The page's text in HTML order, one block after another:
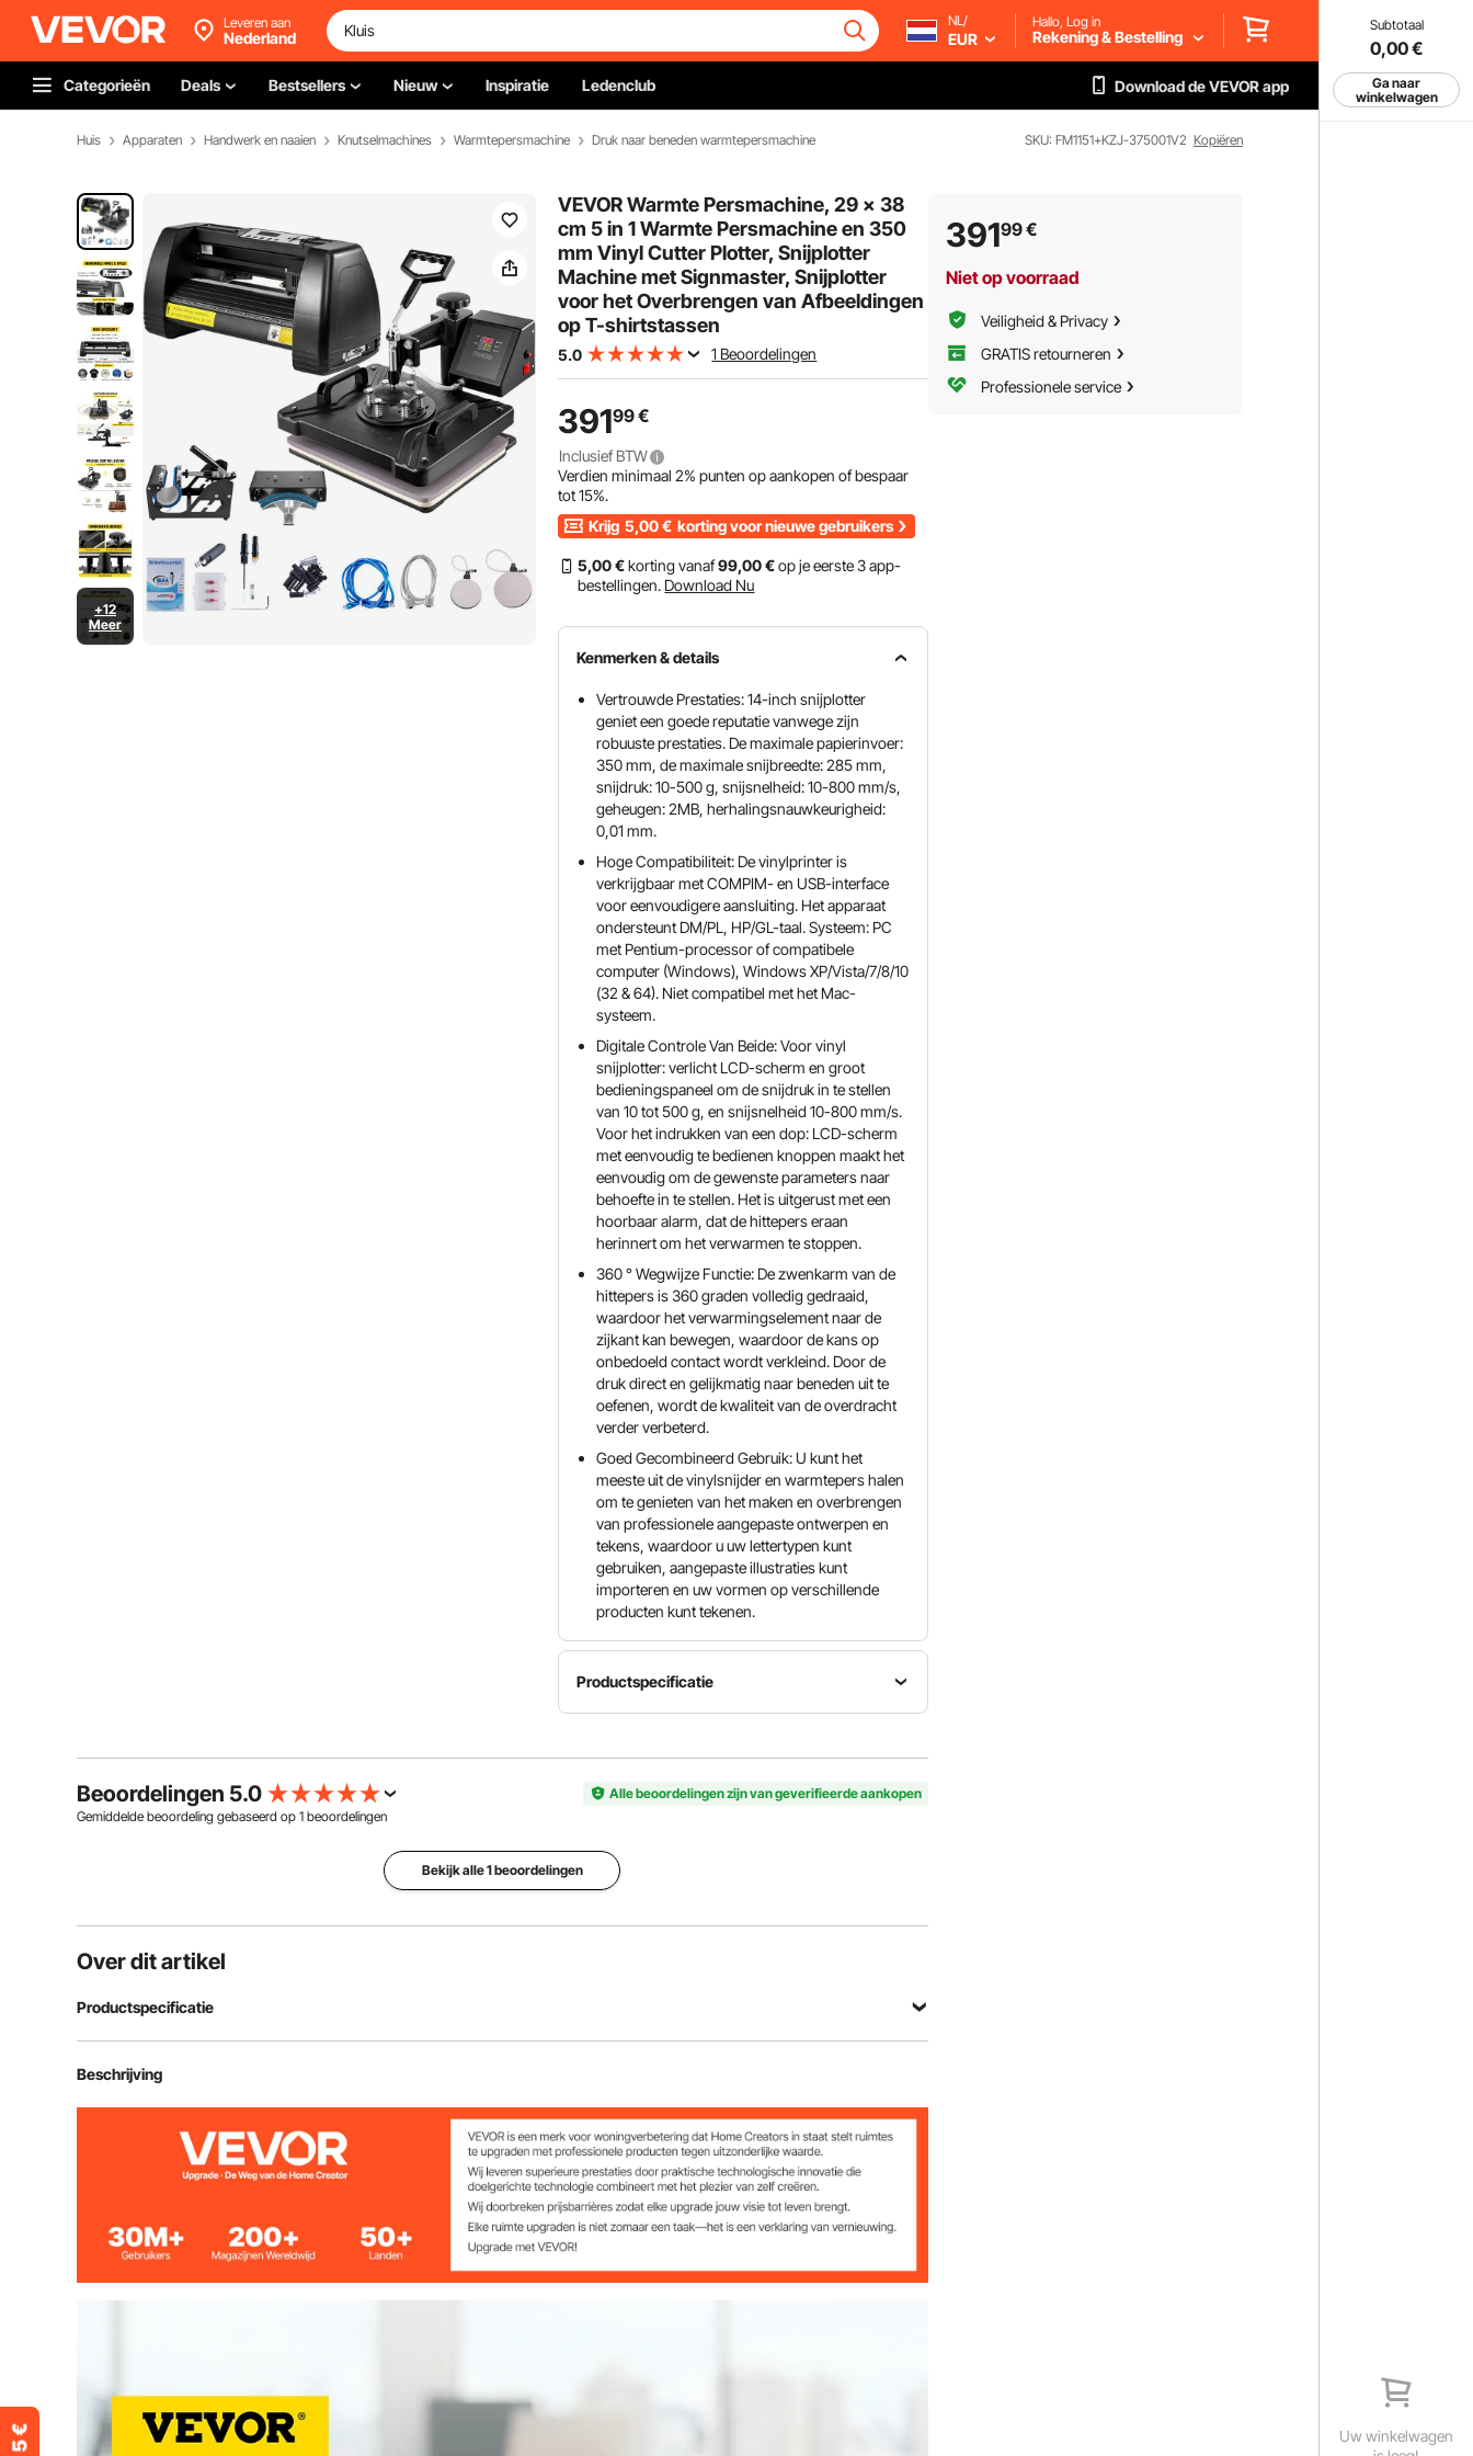
Subtotaal
0,00€
Ga naar
winkelwagen
Uw winkelwagen
Leveren aan
Nederland
NL/
EUR
Hallo, Log in
Rekening & Bestelling
Categorieën Deals Bestsellers Nieuw Inspiratie Ledenclub Download de VEVOR app
Huis Apparaten Handwerk en naaien Knutselmachines Warmtepersmachine Druk naar beneden warmtepersmachine SKU: FM1151+KZJ-375001V2 Kopiëren
+12
Meer
VEVOR Warmte Persmachine, 29 x 38
cm 5 in 1 Warmte Persmachine en 350
mm Vinyl Cutter Plotter, Snijplotter
Machine met Signmaster, Snijplotter
voor het Overbrengen van Afbeeldingen
op T-shirtstassen
5.0 1 Beoordelingen
39199€
Inclusief BTW
Verdien minimaal2% punten op aankopen of bespaar
tot15%.
Krijg 5,00 € korting voor nieuwe gebruikers
5,00 €korting vanaf99,00 €op je eerste 3 app-
bestellingen. Download Nu
Kenmerken & details
Vertrouwde Prestaties: 14-inch snijplotter
geniet een goede reputatie vanwege zijn
robuuste prestaties. De maximale papierinvoer:
350 mm, de maximale snijbreedte: 285 mm,
snijdruk: 10-500 g, snijsnelheid: 10-800 mm/s,
geheugen: 2MB, herhalingsnauwkeurigheid:
0,01 mm.
Hoge Compatibiliteit: De vinylprinter is
verkrijgbaar met COMPIM- en USB-interface
voor eenvoudigere aansluiting. Het apparaat
ondersteunt DM/PL, HP/GL-taal. Systeem: PC
met Pentium-processor of compatibele
computer (Windows), Windows XP/Vista/7/8/10
(32 & 64). Niet compatibel met het Mac-
systeem.
Digitale Controle Van Beide: Voor vinyl
snijplotter: verlicht LCD-scherm en groot
bedieningspaneel om de snijdruk in te stellen
van 10 tot 500 g, en snijsnelheid 10-800 mm/s.
Voor het indrukken van een dop: LCD-scherm
met eenvoudig te bedienen knoppen maakt het
eenvoudig om de gewenste parameters naar
behoefte in te stellen. Het is uitgerust met een
hoorbaar alarm, dat de hittepers eraan
herinnert om het verwarmen te stoppen.
360 ° Wegwijze Functie: De zwenkarm van de
hittepers is 360 graden volledig gedraaid,
waardoor het verwarmingselement naar de
zijkant kan bewegen, waardoor de kans op
onbedoeld contact wordt verkleind. Door de
druk direct en gelijkmatig naar beneden uit te
oefenen, wordt de kwaliteit van de overdracht
verder verbeterd.
Goed Gecombineerd Gebruik: U kunt het
meeste uit de vinylsnijder en warmtepers halen
om te genieten van het maken en overbrengen
van professionele aangepaste ontwerpen en
tekens, waardoor u uw lettertypen kunt
gebruiken, aangepaste illustraties kunt
importeren en uw vormen op verschillende
producten kunt tekenen.
Productspecificatie
Vinyl
Model
Papierinvoer
13,8 inch /
350 mm
Snijbreedte
11,2 inch /
285 mm
10-800
Beoordelingen 5.0
Alle beoordelingen zijn van geverifieerde aankopen
Gemiddelde beoordeling gebaseerd op 1 beoordelingen
Bekijk alle 1 beoordelingen
Over dit artikel
Productspecificatie
350 mm Vinyl Snijder Model
Max Papierinvoer 13,8 inch / 350 mm
11,2 inch / 285 mm
Snijdruk 10-500g
Herhalingsnauwkeurigheid
Beschrijving
39199€
Niet op voorraad
Veiligheid & Privacy
GRATIS retourneren
Professionele service